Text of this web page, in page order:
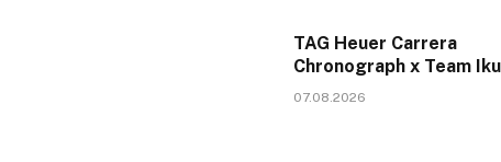
TAG Heuer Carrera
Chronograph x Team
07.08.2026